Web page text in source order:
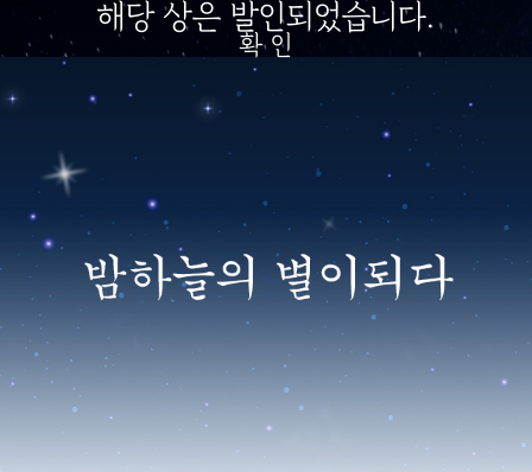
해당 상은 발인되었습니다.
확 인